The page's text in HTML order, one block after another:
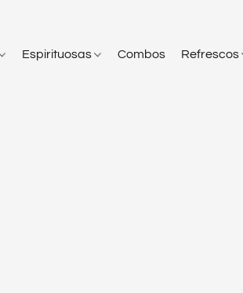
Espirituosas Combos Refrescos